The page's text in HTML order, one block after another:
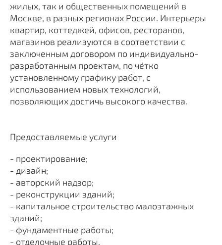
жилых, так и общественных помещений в
Москве, в разных регионах России. Интерьеры
квартир, коттеджей, офисов, ресторанов,
магазинов реализуются в соответствии с
заключенным договором по индивидуально-
разработанным проектам, по чётко
установленному графику работ, с
использованием новых технологий,
позволяющих достичь высокого качества.
Предоставляемые услуги
- проектирование;
- дизайн;
- авторский надзор;
- реконструкции зданий;
- капитальное строительство малоэтажных
зданий;
- фундаментные работы;
- отделочные работы.